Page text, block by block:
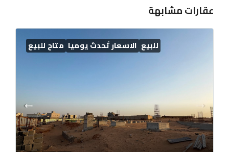
عقارات مشابهة
للبيع الاسعار تُحدث يوميا متاح للبيع